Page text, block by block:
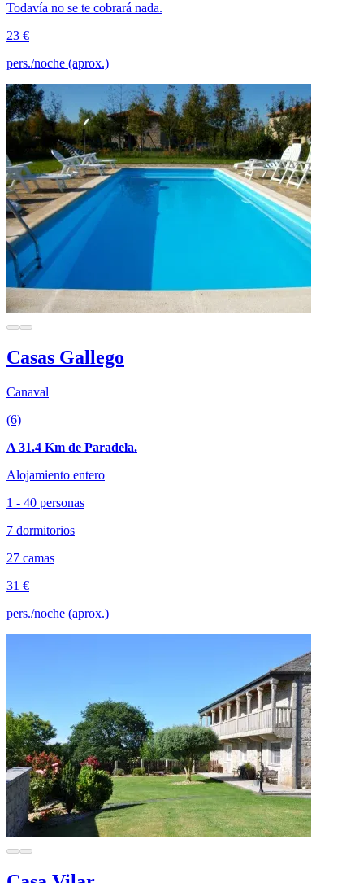
Todavía no se te cobrará nada.
23 €
pers./noche (aprox.)
Casas Gallego
Canaval
(6)
A 31.4 Km de Paradela.
Alojamiento entero
1 - 40 personas
7 dormitorios
27 camas
31 €
pers./noche (aprox.)